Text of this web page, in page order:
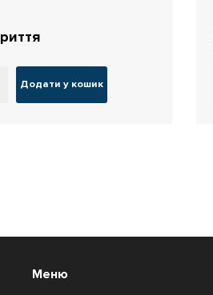
Додати у кошик
Меню